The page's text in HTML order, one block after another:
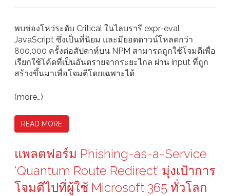
พบช่องโหว่ระดับ Critical ในไลบรารี expr-eval
JavaScript ซึ่งเป็นที่นิยม และมียอดดาวน์โหลดกว่า
800,000 ครั้งต่อสัปดาห์บน NPM สามารถถูกใช้โจมตีเพื่อ
เรียกใช้โค้ดที่เป็นอันตรายจากระยะไกล ผ่าน input ที่ถูก
สร้างขึ้นมาเพื่อโจมตีโดยเฉพาะได้
(more…)
READ MORE
แพลตฟอร์ม Phishing-as-a-Service
‘Quantum Route Redirect’ มุ่งเป้าการ
โจมตีไปที่ผู้ใช้ Microsoft 365 ทั่วโลก